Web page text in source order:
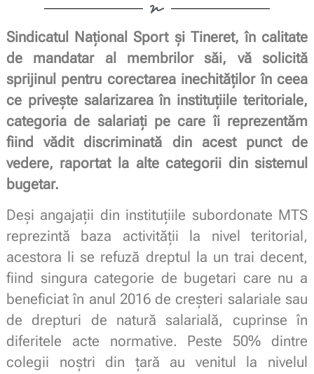
Sindicatul Naţional Sport şi Tineret, în calitate
de mandatar al membrilor săi, vă solicită
sprijinul pentru corectarea inechităţilor în ceea
ce priveşte salarizarea în instituţiile teritoriale,
categoria de salariaţi pe care îi reprezentăm
fiind vădit discriminată din acest punct de
vedere, raportat la alte categorii din sistemul
bugetar.
Deşi angajaţii din instituţiile subordonate MTS
reprezintă baza activităţii la nivel teritorial,
acestora li se refuză dreptul la un trai decent,
fiind singura categorie de bugetari care nu a
beneficiat în anul 2016 de creşteri salariale sau
de drepturi de natură salarială, cuprinse în
diferitele acte normative. Peste 50% dintre
colegii noştri din ţară au venitul la nivelul